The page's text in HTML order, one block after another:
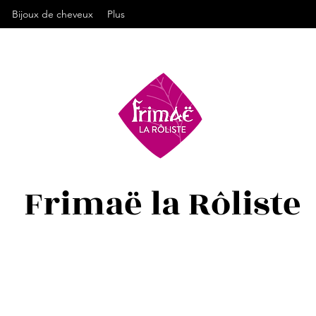
Bijoux de cheveux Plus
Frimaë la Rôliste